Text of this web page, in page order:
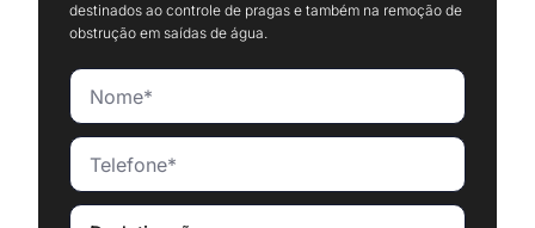
destinados ao controle de pragas e também na remoção de
obstrução em saídas de água.